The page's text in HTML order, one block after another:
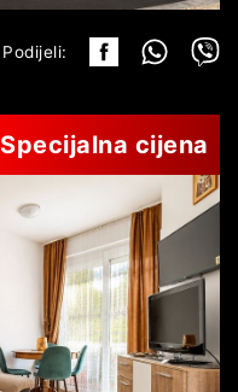
Podijeli:
Specijalna cijena